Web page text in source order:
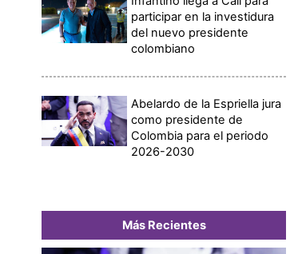
participar en la investidura
del nuevo presidente
colombiano
Abelardo de la Espriella jura
como presidente de
Colombia para el periodo
2026-2030
Más Recientes